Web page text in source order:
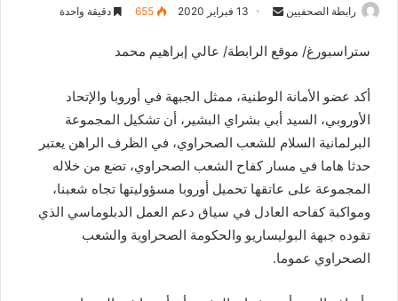
رابطة الصحفيين
n
a
n
e
i
13 فبراير 2020 655 دقيقة واحدة
ستراسبورغ/ موقع الرابطة/ عالي إبراهيم محمد
أكد عضو الأمانة الوطنية، ممثل الجبهة في أوروبا والإتحاد
الأوروبي، السيد أبي بشراي البشير، أن تشكيل المجموعة
البرلمانية السلام للشعب الصحراوي، في الظرف الراهن يعتبر
حدثا هاما في مسار كفاح الشعب الصحراوي، تضع من خلاله
المجموعة على عاتقها تحميل أوروبا مسؤوليتها تجاه شعبنا،
ومواكبة كفاحه العادل في سياق دعم العمل الدبلوماسي الذي
تقوده جبهة البوليساريو والحكومة الصحراوية والشعب
الصحراوي عموما.